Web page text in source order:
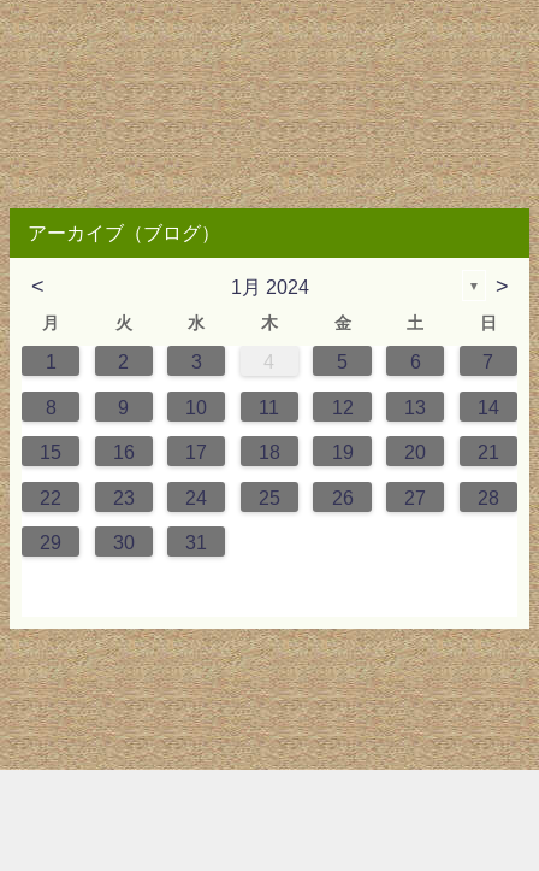
アーカイブ（ブログ）
< 1月 2024 ▼ >
月 火 水 木 金 土 日
1 2 3 4 5 6 7
8 9 10 11 12 13 14
15 16 17 18 19 20 21
22 23 24 25 26 27 28
29 30 31